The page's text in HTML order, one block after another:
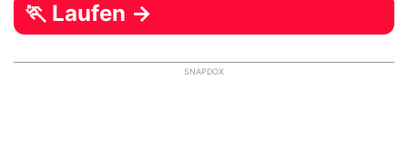
🏃 Laufen →
SNAPDOX